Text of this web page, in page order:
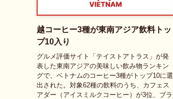
越コーヒー3種が東南アジア飲料トッ
プ10入り
グルメ評価サイト「テイストアトラス」が発
表した東南アジアの美味しい飲み物ランキン
グで、ベトナムのコーヒー3種がトップ10に選
出された。対象62種の飲料のうち、カフェス
アダー（アイスミルクコーヒー）が3位、ブラ